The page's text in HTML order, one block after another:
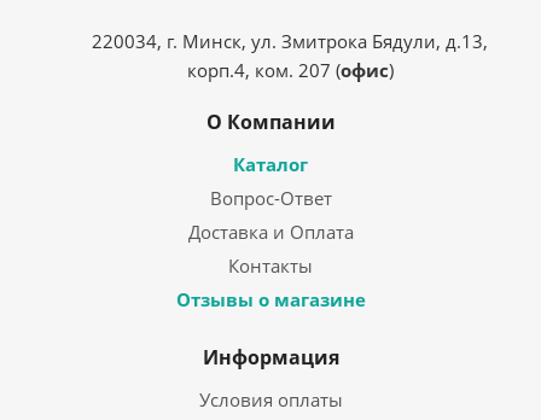
220034, г. Минск, ул. Змитрока Бядули, д.13,
корп.4, ком. 207 (офис)
О Компании
Каталог
Вопрос-Ответ
Доставка и Оплата
Контакты
Отзывы о магазине
Информация
Условия оплаты